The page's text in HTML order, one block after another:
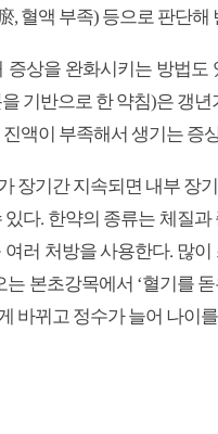
, 혈액 부족) 등으로 판단해
증상을 완화시키는 방법
기반으로 한 약침)은 갱
액이 부족해서 생기는 증
장기간 지속되면 내부 장
다. 한약의 종류는 체질
러 처방을 사용한다. 많
는 본초강목에서 ‘혈기를
바뀌고 정수가 늘어 나이